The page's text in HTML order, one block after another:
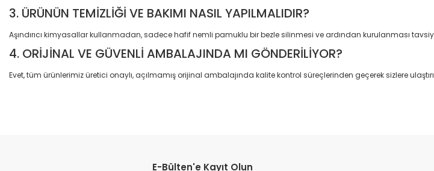
3. ÜRÜNÜN TEMİZLİĞİ VE BAKIMI NASIL YAPILMALIDIR?
Aşındırıcı kimyasallar kullanmadan, sadece hafif nemli pamuklu bir bezle silinmesi ve ardından kurulanması
4. ORİJİNAL VE GÜVENLİ AMBALAJINDA MI GÖNDERİLİYOR?
Evet, tüm ürünlerimiz üretici onaylı, açılmamış orijinal ambalajında kalite kontrol süreçlerinden geçerek sizlere
Ürün resmi kalitesiz, bozuk veya görüntülenemiyor.
E-Bülten'e Kayıt Olun